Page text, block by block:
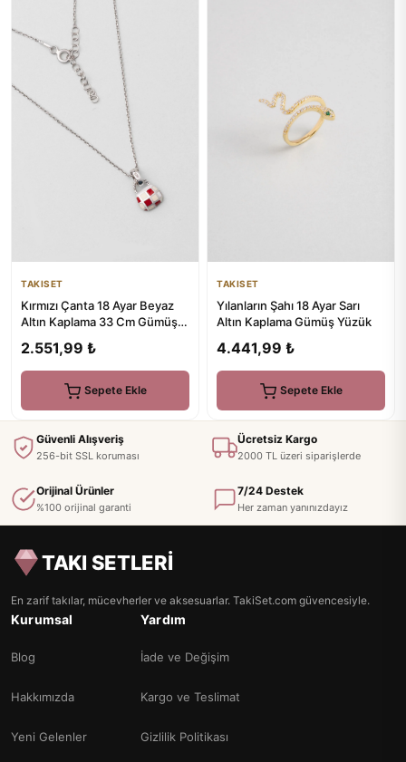
TAKISET
Kırmızı Çanta 18 Ayar Beyaz
Altın Kaplama 33 Cm Gümüş
2.551,99 ₺
Sepete Ekle
TAKISET
Yılanların Şahı 18 Ayar Sarı
Altın Kaplama Gümüş Yüzük
4.441,99 ₺
Sepete Ekle
Güvenli Alışveriş
256-bit SSL koruması
Ücretsiz Kargo
2000 TL üzeri siparişlerde
Orijinal Ürünler
%100 orijinal garanti
7/24 Destek
Her zaman yanınızdayız
TAKI SETLERİ
En zarif takılar, mücevherler ve aksesuarlar. TakiSet.com güvencesiyle.
Kurumsal
Blog
Hakkımızda
Yeni Gelenler
Yardım
İade ve Değişim
Kargo ve Teslimat
Gizlilik Politikası